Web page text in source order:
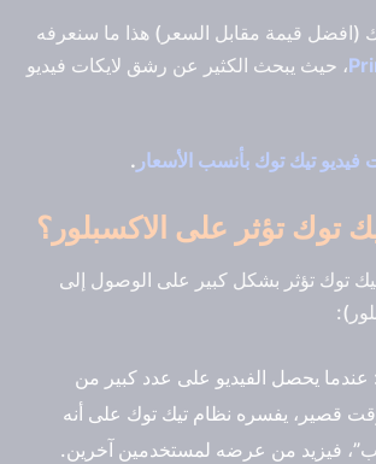
(افضل قيمة مقابل السعر) هذا ما سنعرفه
، حيث يبحث الكثير عن رشق لايكات فيديو
فيديو تيك توك بأنسب الأسعار .
توك تؤثر على الاكسبلور؟
توك تؤثر بشكل كبير على الوصول إلى
عندما يحصل الفيديو على عدد كبير من
قصير، يفسره نظام تيك توك على أنه
فيزيد من عرضه لمستخدمين آخرين.